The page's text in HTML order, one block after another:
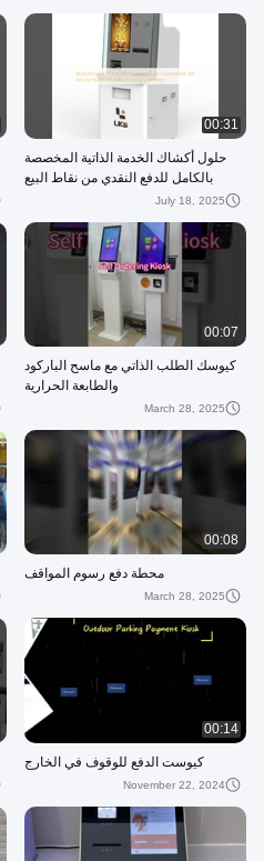
00:31
حلول أكشاك الخدمة الذاتية المخصصة
بالكامل للدفع النقدي من نقاط البيع
July 18, 2025
00:07
كيوسك الطلب الذاتي مع ماسح الباركود
والطابعة الحرارية
March 28, 2025
00:08
محطة دفع رسوم المواقف
March 28, 2025
00:14
كيوست الدفع للوقوف في الخارج
November 22, 2024